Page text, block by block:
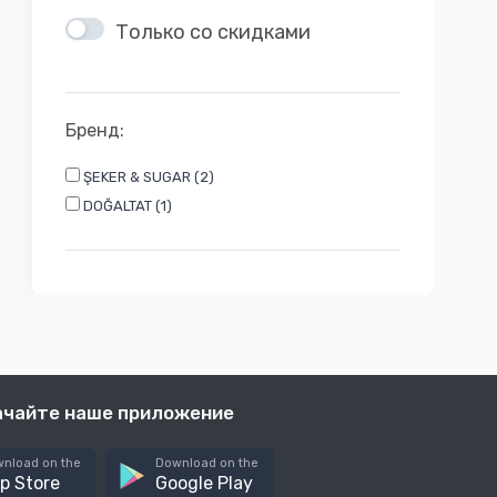
Только со скидками
Бренд:
ŞEKER & SUGAR (2)
DOĞALTAT (1)
наше приложение
on the
Store
Download on the
Google Play